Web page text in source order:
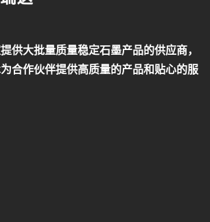
供大批量质量稳定石墨产品的供应商，
合作伙伴提供高质量的产品和贴心的服